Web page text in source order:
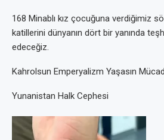
168 Minablı kız çocuğuna verdiğimiz
katillerini dünyanın dört bir yanında
edeceğiz.
Kahrolsun Emperyalizm Yaşasın
Yunanistan Halk Cephesi